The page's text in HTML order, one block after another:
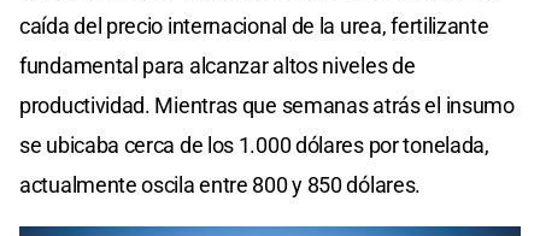
caída del precio internacional de la urea, fertilizante
fundamental para alcanzar altos niveles de
productividad. Mientras que semanas atrás el insumo
se ubicaba cerca de los 1.000 dólares por tonelada,
actualmente oscila entre 800 y 850 dólares.